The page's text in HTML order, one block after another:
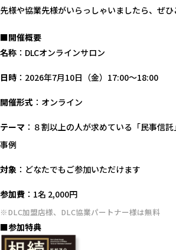
先様や協業先様がいらっしゃいましたら、ぜひ
■開催概要
名称 ：DLCオンラインサロン
日時 ：2026年7月10日（金）17:00〜18:00
開催形式 ：オンライン
テーマ ：８割以上の人が求めている「民事信
事例
対象 ：どなたでもご参加いただけます
参加費 ：1名 2,000円
※DLC加盟店様、DLC協業パートナー様は無料
■参加特典